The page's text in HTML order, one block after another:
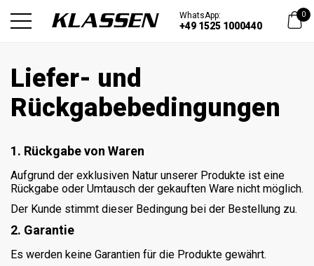
WhatsApp:
+49 1525 1000440
0
Liefer- und
Rückgabebedingungen
1. Rückgabe von Waren
Aufgrund der exklusiven Natur unserer Produkte ist eine
Rückgabe oder Umtausch der gekauften Ware nicht möglich.
Der Kunde stimmt dieser Bedingung bei der Bestellung zu.
2. Garantie
Es werden keine Garantien für die Produkte gewährt.